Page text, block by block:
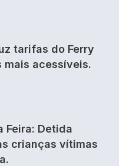
tarifas do Ferry
mais acessíveis.
Feira: Detida
crianças vítimas